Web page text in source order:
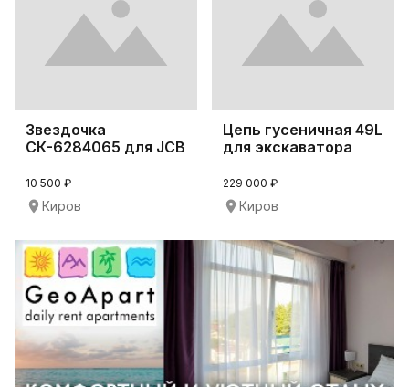
Звездочка
СК-6284065 для JCB
10 500 ₽
Киров
Цепь гусеничная 49L
для экскаватора
229 000 ₽
Киров